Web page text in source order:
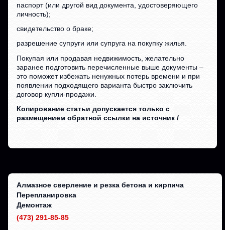
паспорт (или другой вид документа, удостоверяющего
личность);
свидетельство о браке;
разрешение супруги или супруга на покупку жилья.
Покупая или продавая недвижимость, желательно
заранее подготовить перечисленные выше документы –
это поможет избежать ненужных потерь времени и при
появлении подходящего варианта быстро заключить
договор купли-продажи.
Копирование статьи допускается только с
размещением обратной ссылки на источник /
Алмазное сверление и резка бетона и кирпича
Перепланировка
Демонтаж
(473) 291-85-85